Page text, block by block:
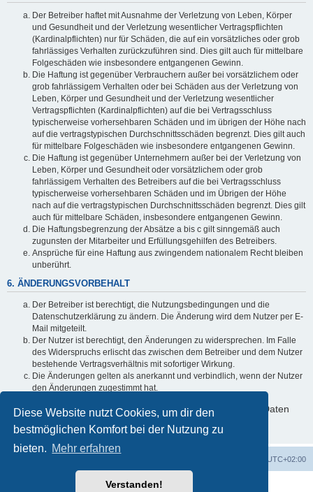
Diese Website nutzt Cookies, um dir den
bestmöglichen Komfort bei der Nutzung zu
bieten. Mehr erfahren
Verstanden!
Der Betreiber haftet mit Ausnahme der Verletzung von Leben, Körper
und Gesundheit und der Verletzung wesentlicher Vertragspflichten
(Kardinalpflichten) nur für Schäden, die auf ein vorsätzliches oder grob
fahrlässiges Verhalten zurückzuführen sind. Dies gilt auch für mittelbare
Folgeschäden wie insbesondere entgangenen Gewinn.
Die Haftung ist gegenüber Verbrauchern außer bei vorsätzlichem oder
grob fahrlässigem Verhalten oder bei Schäden aus der Verletzung von
Leben, Körper und Gesundheit und der Verletzung wesentlicher
Vertragspflichten (Kardinalpflichten) auf die bei Vertragsschluss
typischerweise vorhersehbaren Schäden und im übrigen der Höhe nach
auf die vertragstypischen Durchschnittsschäden begrenzt. Dies gilt auch
für mittelbare Folgeschäden wie insbesondere entgangenen Gewinn.
Die Haftung ist gegenüber Unternehmern außer bei der Verletzung von
Leben, Körper und Gesundheit oder vorsätzlichem oder grob
fahrlässigem Verhalten des Betreibers auf die bei Vertragsschluss
typischerweise vorhersehbaren Schäden und im Übrigen der Höhe
nach auf die vertragstypischen Durchschnittsschäden begrenzt. Dies gilt
auch für mittelbare Schäden, insbesondere entgangenen Gewinn.
Die Haftungsbegrenzung der Absätze a bis c gilt sinngemäß auch
zugunsten der Mitarbeiter und Erfüllungsgehilfen des Betreibers.
Ansprüche für eine Haftung aus zwingendem nationalem Recht bleiben
unberührt.
6. ÄNDERUNGSVORBEHALT
Der Betreiber ist berechtigt, die Nutzungsbedingungen und die
Datenschutzerklärung zu ändern. Die Änderung wird dem Nutzer per E-
Mail mitgeteilt.
Der Nutzer ist berechtigt, den Änderungen zu widersprechen. Im Falle
des Widerspruchs erlischt das zwischen dem Betreiber und dem Nutzer
bestehende Vertragsverhältnis mit sofortiger Wirkung.
Die Änderungen gelten als anerkannt und verbindlich, wenn der Nutzer
den Änderungen zugestimmt hat.
Informationen über den Umgang mit deinen persönlichen Daten
sind in der Datenschutzerklärung enthalten.
UTC+02:00
Powered byphpBB® Forum Software © phpBB Limited